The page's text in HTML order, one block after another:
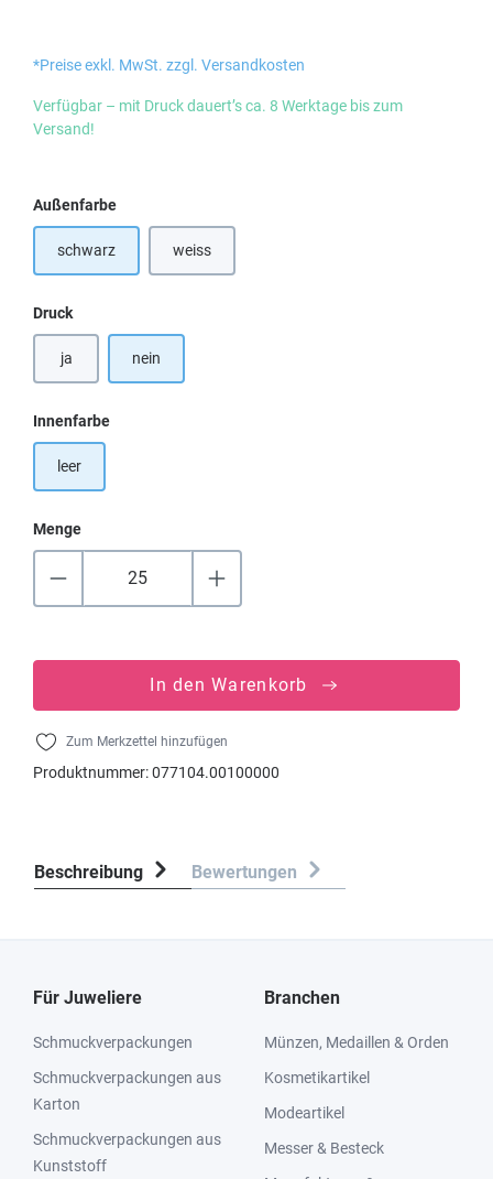
*Preise exkl. MwSt. zzgl. Versandkosten
Verfügbar – mit Druck dauert’s ca. 8 Werktage bis zum
Versand!
Außenfarbeauswählen
schwarz weiss
Druckauswählen
ja nein
Innenfarbeauswählen
leer
Menge
In den Warenkorb
Zum Merkzettel hinzufügen
Produktnummer:077104.00100000
Beschreibung Bewertungen
Für Juweliere
Schmuckverpackungen
Schmuckverpackungen aus
Karton
Schmuckverpackungen aus
Kunststoff
Branchen
Münzen, Medaillen & Orden
Kosmetikartikel
Modeartikel
Messer & Besteck